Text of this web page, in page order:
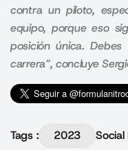
contra un piloto,
equipo, porque eso
posición única.
carrera”, concluye
Tags : 2023 Social